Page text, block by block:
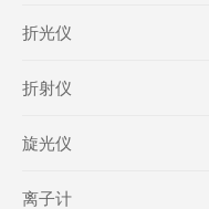
折光仪
折射仪
旋光仪
离子计